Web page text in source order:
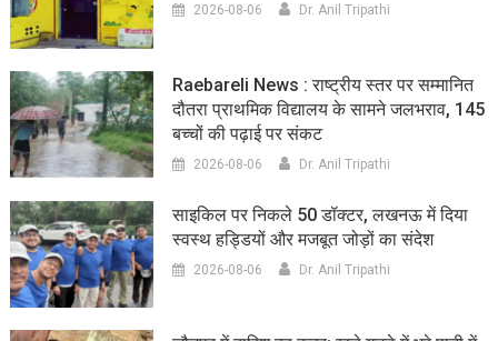
2026-08-06 Dr. Anil Tripathi
Raebareli News : राष्ट्रीय स्तर पर सम्मानित
दौतरा प्राथमिक विद्यालय के सामने जलभराव, 145
बच्चों की पढ़ाई पर संकट
2026-08-06 Dr. Anil Tripathi
साइकिल पर निकले 50 डॉक्टर, लखनऊ में दिया
स्वस्थ हड्डियों और मजबूत जोड़ों का संदेश
2026-08-06 Dr. Anil Tripathi